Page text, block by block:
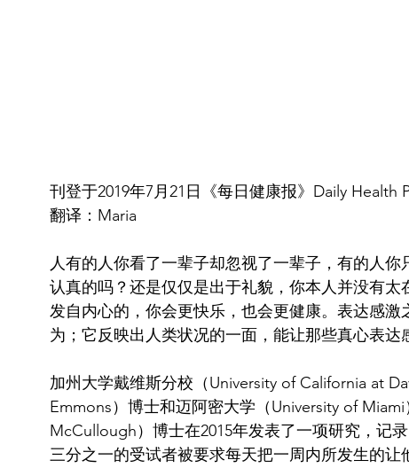
刊登于2019年7月21日《每日健康报》Daily Health
翻译：Maria
人有的人你看了一辈子却忽视了一辈子，有的人
认真的吗？还是仅仅是出于礼貌，你本人并没有
发自内心的，你会更快乐，也会更健康。表达感
为；它反映出人类状况的一面，能让那些真心表达
加州大学戴维斯分校（University of California at
Emmons）博士和迈阿密大学（University of Miami
McCullough）博士在2015年发表了一项研究，记
三分之一的受试者被要求每天把一周内所发生的